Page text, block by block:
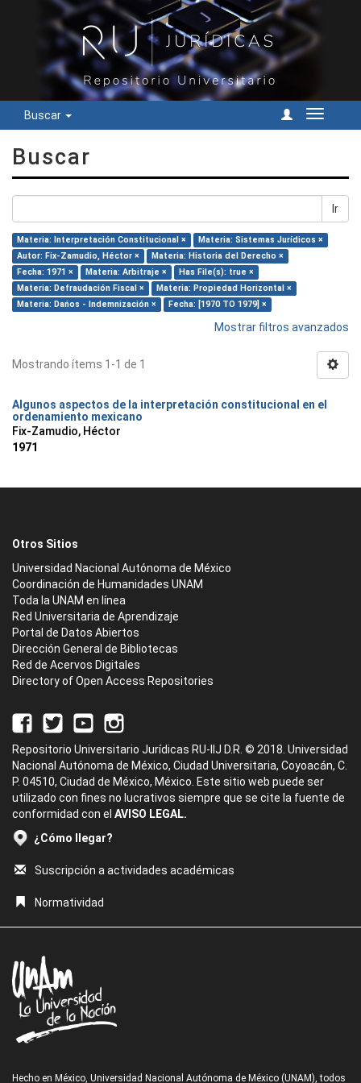
Buscar
Cambiar
Buscar
Ir
Materia: Interpretación Constitucional ×
Materia: Sistemas Jurídicos ×
Autor: Fix-Zamudio, Héctor ×
Materia: Historia del Derecho ×
Fecha: 1971 ×
Materia: Arbitraje ×
Has File(s): true ×
Materia: Defraudación Fiscal ×
Materia: Propiedad Horizontal ×
Materia: Dańos - Indemnización ×
Fecha: [1970 TO 1979] ×
Mostrar filtros avanzados
Mostrando ítems 1-1 de 1
Algunos aspectos de la interpretación constitucional en el
ordenamiento mexicano
Fix-Zamudio, Héctor
1971
Otros Sitios
Universidad Nacional Autónoma de México
Coordinación de Humanidades UNAM
Toda la UNAM en línea
Red Universitaria de Aprendizaje
Portal de Datos Abiertos
Dirección General de Bibliotecas
Red de Acervos Digitales
Directory of Open Access Repositories
Repositorio Universitario Jurídicas RU-IIJ D.R. © 2018. Universidad
Nacional Autónoma de México, Ciudad Universitaria, Coyoacán, C.
P. 04510, Ciudad de México, México. Este sitio web puede ser
utilizado con fines no lucrativos siempre que se cite la fuente de
conformidad con el AVISO LEGAL.
¿Cómo llegar?
Suscripción a actividades académicas
Normatividad
Hecho en México, Universidad Nacional Autónoma de México (UNAM), todos